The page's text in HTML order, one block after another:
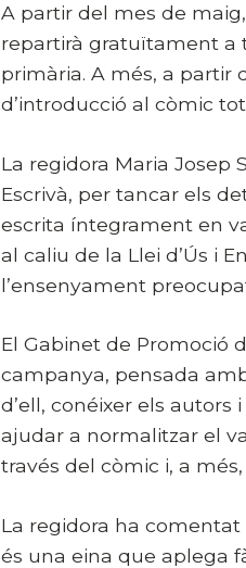
A partir del mes de
repartirà gratuïtament a
primària. A més, a partir
d’introducció al còmic
La regidora Maria Josep
Escrivà, per tancar els
escrita íntegrament en
al caliu de la Llei d’Ús i
l’ensenyament
El Gabinet de Promoció
campanya, pensada
d’ell, conéixer els
ajudar a normalitzar el
través del còmic i, a
La regidora ha comentat
és una eina que aplega